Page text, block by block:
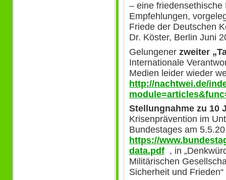
– eine friedensethische
Empfehlungen,
Friede der Deutschen
Dr. Köster, Berlin Juni
Gelungener zweiter
Internationale
Medien leider wieder
http://nachtwei.de/
Stellungnahme zu 10
Krisenprävention im
Bundestages am
https://
data.pdf , in
Militärischen
Sicherheit und